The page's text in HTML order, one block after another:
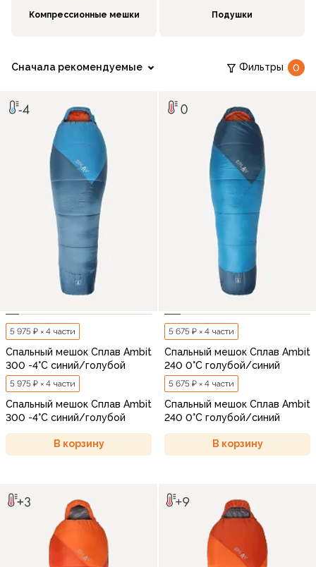
Компрессионные мешки Подушки
Сначала рекомендуемые Фильтры 0
5 975 ₽ × 4 части
Спальный мешок Сплав Ambit
300 -4°C синий/голубой
5 975 ₽ × 4 части
Спальный мешок Сплав Ambit
300 -4°C синий/голубой
В корзину
5 675 ₽ × 4 части
Спальный мешок Сплав Ambit
240 0°C голубой/синий
5 675 ₽ × 4 части
Спальный мешок Сплав Ambit
240 0°C голубой/синий
В корзину